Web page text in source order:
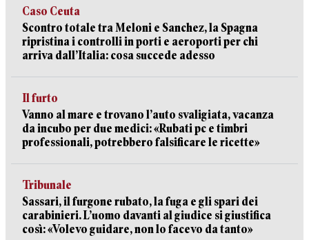
Caso Ceuta
Scontro totale tra Meloni e Sanchez, la Spagna
ripristina i controlli in porti e aeroporti per chi
arriva dall’Italia: cosa succede adesso
Il furto
Vanno al mare e trovano l’auto svaligiata, vacanza
da incubo per due medici: «Rubati pc e timbri
professionali, potrebbero falsificare le ricette»
Tribunale
Sassari, il furgone rubato, la fuga e gli spari dei
carabinieri. L’uomo davanti al giudice si giustifica
così: «Volevo guidare, non lo facevo da tanto»